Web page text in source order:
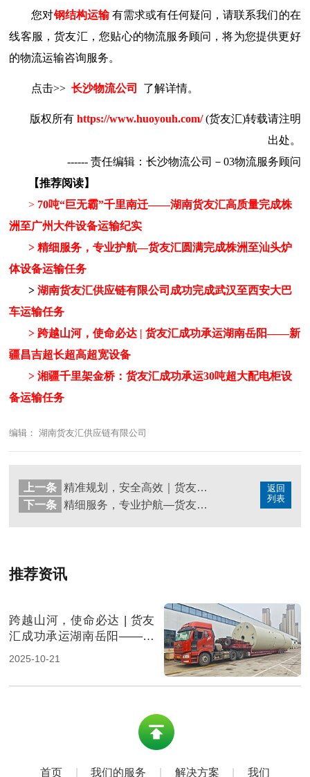
您对钢结构运输 有需求或有任何疑问，请联系我们的在
线客服，货友汇 ，您贴心的物流服务顾问，将为您提供更好
的物流运输咨询服务。
点击>> 长沙物流公司 了解详情。
版权所有 https://www.huoyouh.com/ (货友汇)转载请注明
出处。
------ 责任编辑：长沙物流公司－03物流服务顾问
【推荐阅读】
> 70吨“巨无霸”千里南迁——湖南货友汇高质量完成株
洲至广州大件设备运输纪实
>精细服务，专业护航—货友汇圆满完成株洲至汕头炉
体设备运输任务
>湖南货友汇供应链有限公司成功完成武汉至西安大巴
车运输任务
> 跨越山河，使命必达 | 货友汇成功承运湖南岳阳——新
疆昌吉超长超高超宽设备
>湘疆千里架金桥：货友汇成功承运30吨超大配电柜设
备运输任务
编辑： 湖南货友汇供应链有限公司
返回
列表
上一条
精准规划，安全高效｜货友汇成功承运湖南株洲运往江苏料仓
下一条
精细服务，专业护航—货友汇圆满完成株洲至汕头炉体设备运输任务
推荐资讯
跨越山河，使命必达 | 货友
汇成功承运湖南岳阳——新
疆昌吉超长超高超宽设备
2025-10-21
首页 我们的服务 解决方案 我们